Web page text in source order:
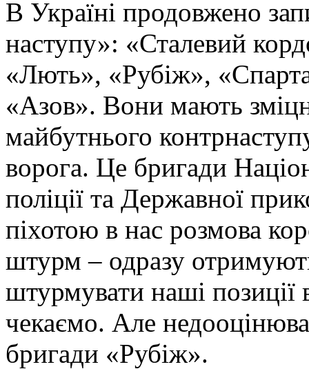
В Україні продовжено
наступу»: «Сталевий
«Лють», «Рубіж»,
«Азов». Вони мають
майбутнього
ворога. Це бригади
поліції та Державної
піхотою в нас розмова
штурм – одразу
штурмувати наші позиції
чекаємо. Але
бригади «Рубіж».